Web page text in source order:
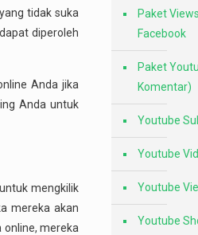
tidak suka
diperoleh
Anda jika
Anda untuk
mengkilik
mereka akan
mereka
Paket
Facebook
Paket
Komentar)
Youtube
Youtube
Youtube
Youtube